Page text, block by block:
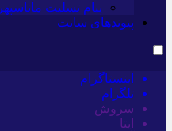
پیام تسلیت ماناسپهر
پیوندهای سایت
اینستاگرام
تلگرام
سروش
ایتا